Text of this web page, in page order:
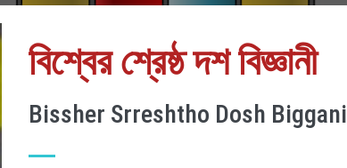
বিশ্বের শ্রেষ্ঠ দশ বিজ্ঞানী
Bissher Srreshtho Dosh Biggani